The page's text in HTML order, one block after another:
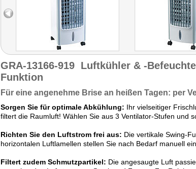
GRA-13166-919 Luftkühler & -
Funktion
Für eine angenehme Brise an heißen Tagen: per
Sorgen Sie für optimale Abkühlung: Ihr vielseitiger
filtert die Raumluft! Wählen Sie aus 3 Ventilator-Stufen und
Richten Sie den Luftstrom frei aus: Die vertikale Swing-
horizontalen Luftlamellen stellen Sie nach Bedarf manuell ein.
Filtert zudem Schmutzpartikel: Die angesaugte Luft